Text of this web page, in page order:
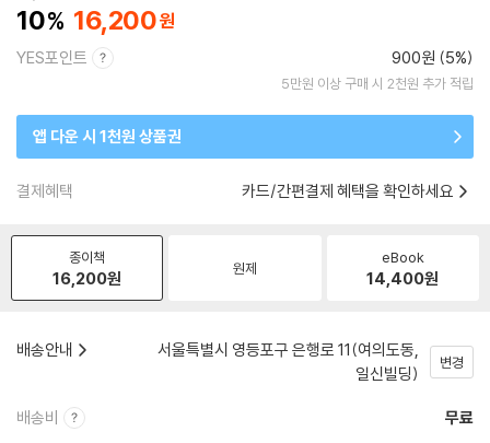
10 16,200
YES포인트 900원 (5%)
5만원 이상 구매 시 2천원 추가 적립
앱 다운 시 1천원 상품권
결제혜택 카드/간편결제 혜택을 확인하세요
종이책
16,200원 원제
eBook
14,400원
배송안내
서울특별시 영등포구 은행로 11(여의도동,
일신빌딩)
변경
배송비 무료